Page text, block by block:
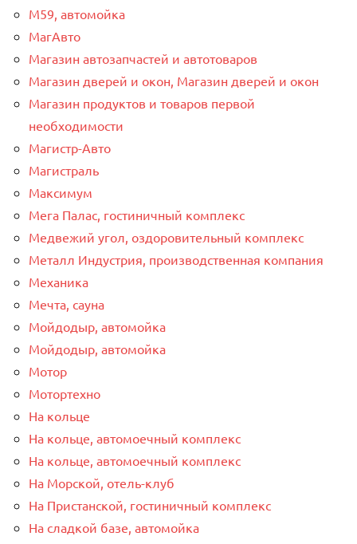
М59, автомойка
МагАвто
Магазин автозапчастей и автотоваров
Магазин дверей и окон, Магазин дверей и окон
Магазин продуктов и товаров первой
необходимости
Магистр-Авто
Магистраль
Максимум
Мега Палас, гостиничный комплекс
Медвежий угол, оздоровительный комплекс
Металл Индустрия, производственная компания
Механика
Мечта, сауна
Мойдодыр, автомойка
Мойдодыр, автомойка
Мотор
Мотортехно
На кольце
На кольце, автомоечный комплекс
На кольце, автомоечный комплекс
На Морской, отель-клуб
На Пристанской, гостиничный комплекс
На сладкой базе, автомойка